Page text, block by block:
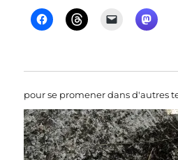
pour se promener dans d'autres